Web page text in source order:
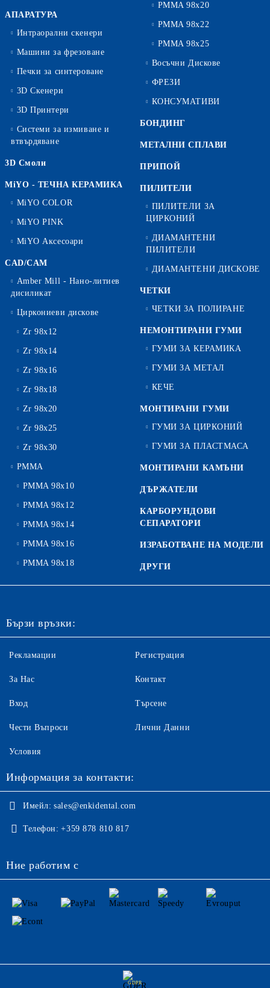
АПАРАТУРА
Интраорални скенери
Машини за фрезоване
Печки за синтероване
3D Скенери
3D Принтери
Системи за измиване и
втвърдяване
3D Смоли
MiYO - ТЕЧНА КЕРАМИКА
MiYO COLOR
MiYO PINK
MiYO Аксесоари
CAD/CAM
Amber Mill - Нано-литиев
дисиликат
Циркониеви дискове
Zr 98x12
Zr 98x14
Zr 98x16
Zr 98x18
Zr 98x20
Zr 98x25
Zr 98x30
PMMA
PMMA 98x10
PMMA 98x12
PMMA 98x14
PMMA 98x16
PMMA 98x18
PMMA 98x20
PMMA 98x22
PMMA 98x25
Восъчни Дискове
ФРЕЗИ
КОНСУМАТИВИ
БОНДИНГ
МЕТАЛНИ СПЛАВИ
ПРИПОЙ
ПИЛИТЕЛИ
ПИЛИТЕЛИ ЗА
ЦИРКОНИЙ
ДИАМАНТЕНИ
ПИЛИТЕЛИ
ДИАМАНТЕНИ ДИСКОВЕ
ЧЕТКИ
ЧЕТКИ ЗА ПОЛИРАНЕ
НЕМОНТИРАНИ ГУМИ
ГУМИ ЗА КЕРАМИКА
ГУМИ ЗА МЕТАЛ
КЕЧЕ
МОНТИРАНИ ГУМИ
ГУМИ ЗА ЦИРКОНИЙ
ГУМИ ЗА ПЛАСТМАСА
МОНТИРАНИ КАМЪНИ
ДЪРЖАТЕЛИ
КАРБОРУНДОВИ
СЕПАРАТОРИ
ИЗРАБОТВАНЕ НА МОДЕЛИ
ДРУГИ
Бързи връзки:
Рекламации
За Нас
Вход
Чести Въпроси
Регистрация
Контакт
Търсене
Лични Данни
Условия
Информация за контакти:
Имейл: sales@enkidental.com
Телефон: +359 878 810 817
Ние работим с
GDPR